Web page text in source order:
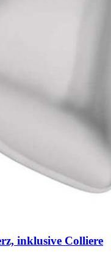
inklusive Colliere